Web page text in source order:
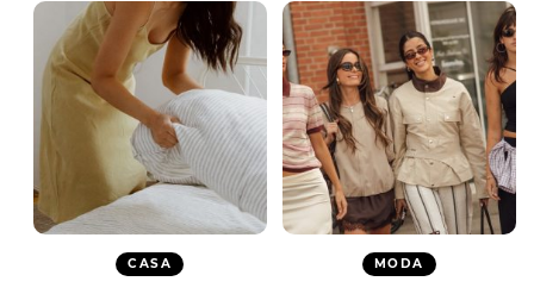
CASA MODA